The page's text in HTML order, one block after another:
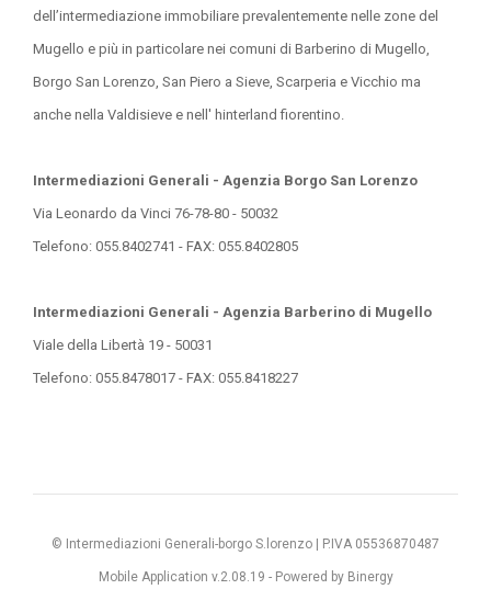
dell’intermediazione immobiliare prevalentemente nelle zone del
Mugello e più in particolare nei comuni di Barberino di Mugello,
Borgo San Lorenzo, San Piero a Sieve, Scarperia e Vicchio ma
anche nella Valdisieve e nell' hinterland fiorentino.
Intermediazioni Generali - Agenzia Borgo San Lorenzo
Via Leonardo da Vinci 76-78-80 - 50032
Telefono: 055.8402741 - FAX: 055.8402805
Intermediazioni Generali - Agenzia Barberino di Mugello
Viale della Libertà 19 - 50031
Telefono: 055.8478017 - FAX: 055.8418227
© Intermediazioni Generali-borgo S.lorenzo | P.IVA 05536870487
Mobile Application v.2.08.19 - Powered by Binergy